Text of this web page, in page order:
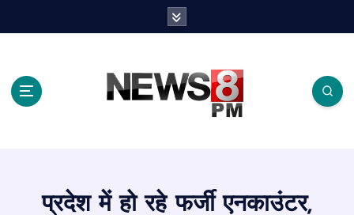
प्रदेश में हो रहे फर्जी एनकाउंटर,